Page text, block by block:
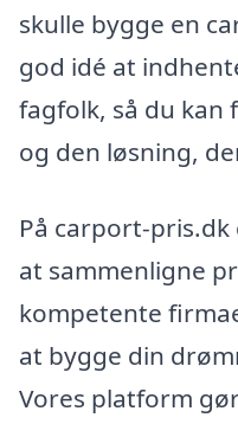
skulle bygge en
god idé at
fagfolk, så du kan
og den løsning,
På carport-
at sammenligne
kompetente
at bygge din
Vores platform